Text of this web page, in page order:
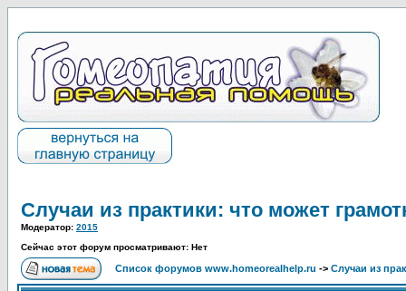
Случаи из практики: что может
Модератор: 2015
Сейчас этот форум просматривают: Нет
Список форумов www.homeorealhelp.ru -> Случаи из